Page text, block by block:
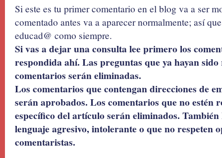
Si este es tu primer comentario en el blog va a ser
comentado antes va a aparecer normalmente; así
educad@ como siempre.
Si vas a dejar una consulta lee primero los
respondida ahí. Las preguntas que ya hayan
comentarios serán eliminadas.
Los comentarios que contengan direcciones de
serán aprobados. Los comentarios que no estén
específico del artículo serán eliminados.
lenguaje agresivo, intolerante o que no respeten
comentaristas.